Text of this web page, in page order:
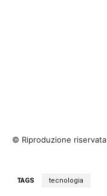
© Riproduzione riservata
TAGS tecnologia